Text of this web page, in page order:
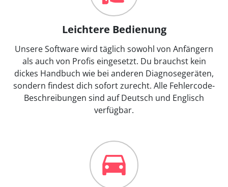
Leichtere Bedienung
Unsere Software wird täglich sowohl von Anfängern
als auch von Profis eingesetzt. Du brauchst kein
dickes Handbuch wie bei anderen Diagnosegeräten,
sondern findest dich sofort zurecht. Alle Fehlercode-
Beschreibungen sind auf Deutsch und Englisch
verfügbar.